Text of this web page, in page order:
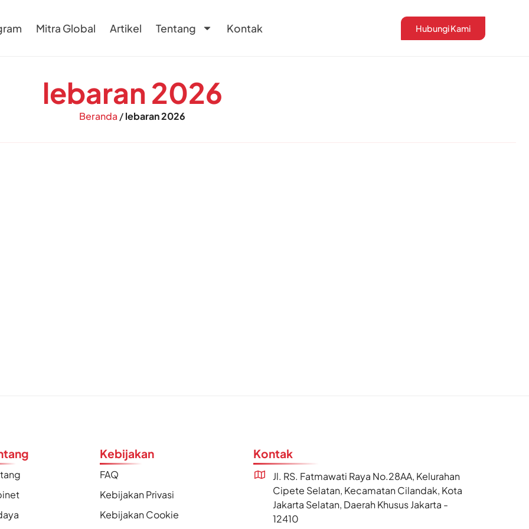
Mitra Global Artikel Tentang Kontak Hubungi Kami
lebaran 2026
Beranda /lebaran 2026
Kebijakan
FAQ
Kebijakan Privasi
Kebijakan Cookie
Kontak
Jl. RS. Fatmawati Raya No.28AA, Kelurahan
Cipete Selatan, Kecamatan Cilandak, Kota
Jakarta Selatan, Daerah Khusus Jakarta -
12410